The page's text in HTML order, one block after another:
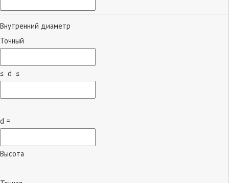
Внутренний диаметр
Точный
≤ d ≤
d =
Высота